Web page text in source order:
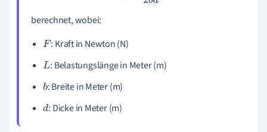
berechnet, wobei:
F : Kraft in Newton (N)
L : Belastungslänge in Meter (m)
b: Breite in Meter (m)
d: Dicke in Meter (m)